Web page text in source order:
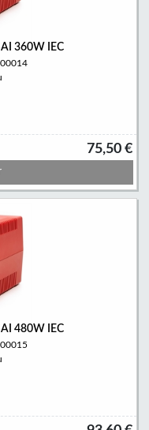
360W IEC
75,50 €
480W IEC